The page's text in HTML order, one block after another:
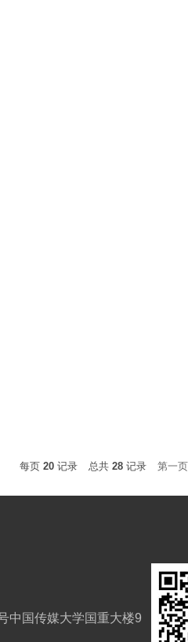
每页 20 记录 总共 28 记录 第一页
中国传媒大学国重大楼9